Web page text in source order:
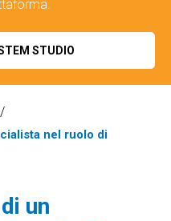
STUDIO
nel ruolo di
un